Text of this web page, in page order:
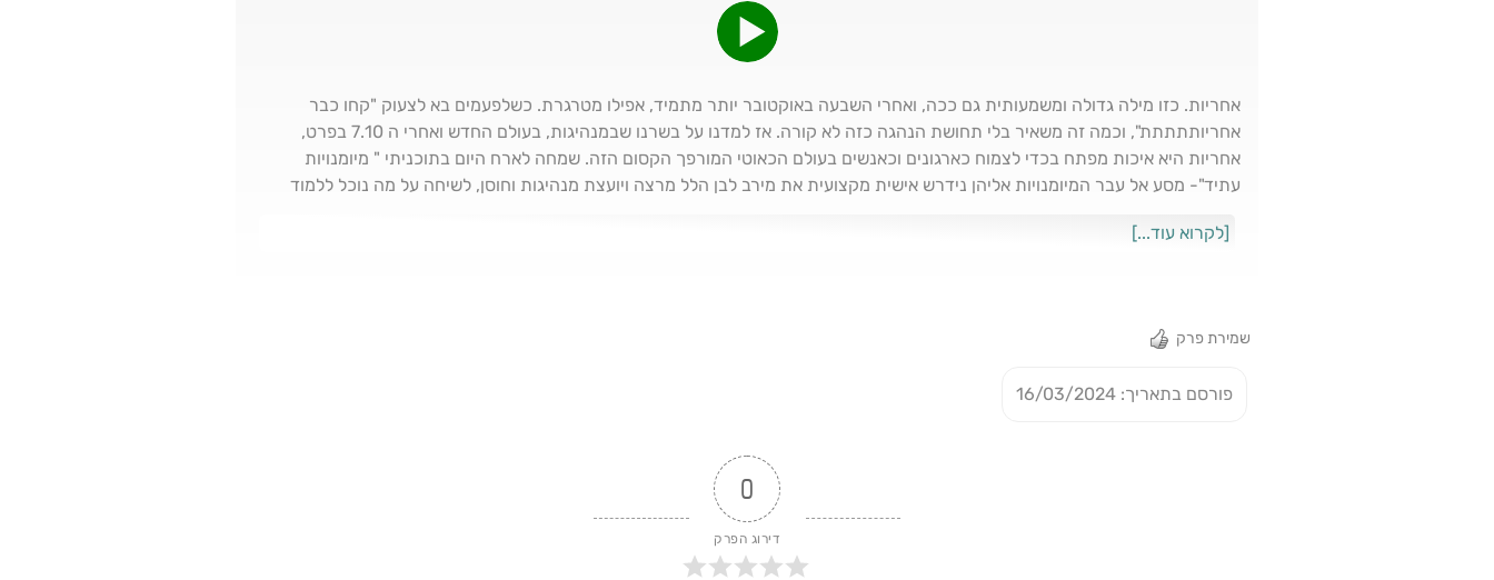
אחריות. כזו מילה גדולה ומשמעותית גם ככה, ואחרי השבעה באוקטובר יותר מתמיד, אפילו מטרגרת. כשלפעמים בא לצעוק "קחו כבר
אחריותתתתת", וכמה זה משאיר בלי תחושת הנהגה כזה לא קורה. אז למדנו על בשרנו שבמנהיגות, בעולם החדש ואחרי ה 7.10 בפרט,
אחריות היא איכות מפתח בכדי לצמוח כארגונים וכאנשים בעולם הכאוטי המורפך הקסום הזה. שמחה לארח היום בתוכניתי " מיומנויות
עתיד"- מסע אל עבר המיומנויות אליהן נידרש אישית מקצועית את מירב לבן הלל מרצה ויועצת מנהיגות וחוסן, לשיחה על מה נוכל ללמוד
יכולה להיות מנהיגות ללא אחריות? איך היא קשורה לאמון? ואיך חיבור ללב קשור לזה? כמיטב מסורת הפודקאסט- ניתן כלים פרקטיים.
[לקרוא עוד...]
שמירת פרק
פורסם בתאריך: 16/03/2024
0
דירוג הפרק